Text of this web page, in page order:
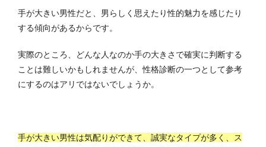
手が大きい男性だと、男らしく思えたり性的魅力を感じたり
する傾向があるからです。
実際のところ、どんな人なのか手の大きさで確実に判断する
ことは難しいかもしれませんが、性格診断の一つとして参考
にするのはアリではないでしょうか。
手が大きい男性は気配りができて、誠実なタイプが多く、ス